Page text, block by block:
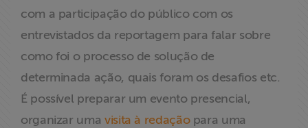
com a participação do público com os
entrevistados da reportagem para falar sobre
como foi o processo de solução de
determinada ação, quais foram os desafios etc.
É possível preparar um evento presencial,
organizar uma visita à redaçãopara uma